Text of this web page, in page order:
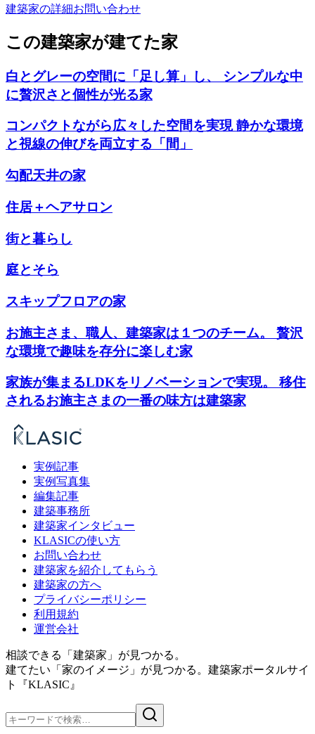
建築家の詳細お問い合わせ
この建築家が建てた家
白とグレーの空間に「足し算」し、 シンプルな中
に贅沢さと個性が光る家
コンパクトながら広々した空間を実現 静かな環境
と視線の伸びを両立する「間」
勾配天井の家
住居＋ヘアサロン
街と暮らし
庭とそら
スキップフロアの家
お施主さま、職人、建築家は１つのチーム。 贅沢
な環境で趣味を存分に楽しむ家
家族が集まるLDKをリノベーションで実現。 移住
されるお施主さまの一番の味方は建築家
実例記事
実例写真集
編集記事
建築事務所
建築家インタビュー
KLASICの使い方
お問い合わせ
建築家を紹介してもらう
建築家の方へ
プライバシーポリシー
利用規約
運営会社
相談できる「建築家」が見つかる。
建てたい「家のイメージ」が見つかる。 建築家ポータルサイ
ト『KLASIC』